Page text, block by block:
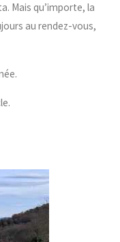
Mais qu’importe, la
au rendez-vous,